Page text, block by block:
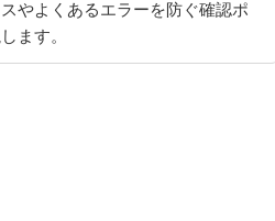
やよくあるエラーを防ぐ確認ポ
ます。